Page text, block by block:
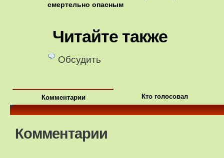
смертельно опасным
Читайте также
Обсудить
Комментарии Кто голосовал
Комментарии